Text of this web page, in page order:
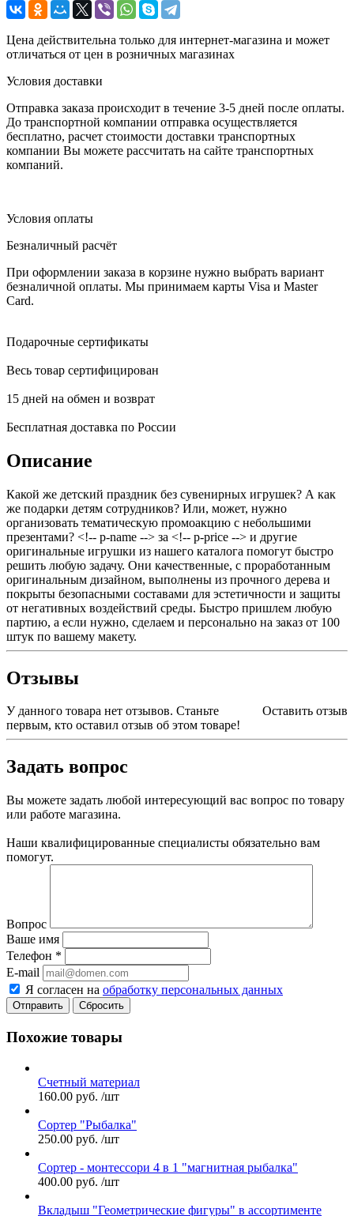
Цена действительна только для интернет-магазина и может
отличаться от цен в розничных магазинах
Условия доставки
Отправка заказа происходит в течение 3-5 дней после оплаты.
До транспортной компании отправка осуществляется
бесплатно, расчет стоимости доставки транспортных
компании Вы можете рассчитать на сайте транспортных
компаний.
Условия оплаты
Безналичный расчёт
При оформлении заказа в корзине нужно выбрать вариант
безналичной оплаты. Мы принимаем карты Visa и Master
Card.
Подарочные сертификаты
Весь товар сертифицирован
15 дней на обмен и возврат
Бесплатная доставка по России
Описание
Какой же детский праздник без сувенирных игрушек? А как
же подарки детям сотрудников? Или, может, нужно
организовать тематическую промоакцию с небольшими
презентами? <!-- p-name --> за <!-- p-price --> и другие
оригинальные игрушки из нашего каталога помогут быстро
решить любую задачу. Они качественные, с проработанным
оригинальным дизайном, выполнены из прочного дерева и
покрыты безопасными составами для эстетичности и защиты
от негативных воздействий среды. Быстро пришлем любую
партию, а если нужно, сделаем и персонально на заказ от 100
штук по вашему макету.
Отзывы
Оставить отзыв
У данного товара нет отзывов. Станьте
первым, кто оставил отзыв об этом товаре!
Задать вопрос
Вы можете задать любой интересующий вас вопрос по товару
или работе магазина.
Наши квалифицированные специалисты обязательно вам
помогут.
Вопрос
Ваше имя
Телефон *
E-mail
Я согласен на обработку персональных данных
Сбросить
Похожие товары
Счетный материал
160.00 руб. /шт
Сортер "Рыбалка"
250.00 руб. /шт
Сортер - монтессори 4 в 1 "магнитная рыбалка"
400.00 руб. /шт
Вкладыш "Геометрические фигуры" в ассортименте